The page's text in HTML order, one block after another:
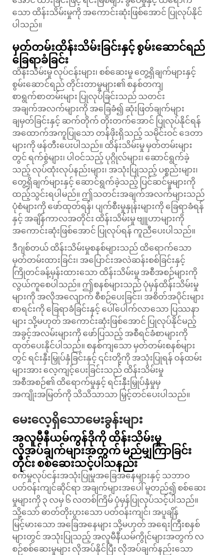
သော ထိန်းသိမ်းမှုကို အကောင်းဆုံးဖြစ်အောင် ပြုလုပ်နိုင်
ပါသည်။
မှတ်တမ်းထိန်းသိမ်းခြင်းနှင့် စွမ်းဆောင်ရည်
ခြေရာခံခြင်း
ထိန်းသိမ်းမှု လုပ်ငန်းများ၊ စစ်ဆေးမှု တွေ့ရှိချက်များနှင့်
စွမ်းဆောင်ရည် တိုင်းတာမှုများ၏ စနစ်တကျ
စာရွက်စာတမ်းများ ပြုလုပ်ခြင်းသည် သတင်း
အချက်အလက်များကို အခြေခံ၍ ဆုံးဖြတ်ချက်များ
ချမှတ်ခြင်းနှင့် ဆက်တိုက် တိုးတက်အောင် ပြုလုပ်နိုင်ရန်
အထောက်အကူပြုသော တန်ဖိုးရှိသည့် သမိုင်းဝင် ဒေတာ
များကို ဖန်တီးပေးပါသည်။ ထိန်းသိမ်းမှု မှတ်တမ်းများ
တွင် ရက်စွဲများ၊ ပါဝင်သည့် ပုဂ္ဂိုလ်များ၊ ဆောင်ရွက်ခဲ့
သည့် လုပ်ထုံးလုပ်နည်းများ၊ အသုံးပြုသည့် ပစ္စည်းများ၊
တွေ့ရှိချက်များနှင့် ဆောင်ရွက်ခဲ့သည့် ပြင်ဆင်မှုများကို
ထည့်သွင်းရပါမည်။ ဤသတင်းအချက်အလက်များသည်
ပုံစံများကို ဖော်ထုတ်ရန်၊ ပျက်စီးမှုနှုန်းများကို ခြေရာခံရန်
နှင့် အချိန်ကာလအတိုင်း ထိန်းသိမ်းမှု ဗျူဟာများကို
အကောင်းဆုံးဖြစ်အောင် ပြုလုပ်ရန် ကူညီပေးပါသည်။
ဒီဂျစ်တယ် ထိန်းသိမ်းမှုစနစ်များသည် ထိရောက်သော
မှတ်တမ်းထားခြင်း၊ အပြောင်းအလဲဆန်းစစ်ခြင်းနှင့်
ကြိုတင်ခန့်မှန်းထားသော ထိန်းသိမ်းမှု အစီအစဉ်များကို
လွယ်ကူစေပါသည်။ ဤစနစ်များသည် ပုံမှန်ထိန်းသိမ်းမှု
များကို အလိုအလျောက် စီစဉ်ပေးခြင်း၊ အစိတ်အပိုင်းများ
စာရင်းကို ခြေရာခံခြင်းနှင့် ပေါ်ပေါက်လာသော ပြဿနာ
များ သို့မဟုတ် အကောင်းဆုံးဖြစ်အောင် ပြုလုပ်နိုင်မည့်
အခွင့်အလမ်းများကို ဖော်ပြသည့် အစီရင်ခံစာများကို
ထုတ်ပေးနိုင်ပါသည်။ စနစ်ကျသော မှတ်တမ်းစနစ်များ
တွင် ရင်းနှီးမြှုပ်နှံခြင်းနှင့် ၎င်းတို့ကို အသုံးပြုရန် ဝန်ထမ်း
များအား လေ့ကျင့်ပေးခြင်းသည် ထိန်းသိမ်းမှု
အစီအစဉ်၏ ထိရောက်မှုနှင့် ရင်းနှီးမြှုပ်နှံမှုမှ
အကျိုးအမြတ်ကို သိသိသာသာ မြှင့်တင်ပေးပါသည်။
မေးလေ့ရှိသောမေးခွန်းများ
အလူမီနီယမ်ကွန်ဒိုကို ထိန်းသိမ်းမှု
လိုအပ်ချက်များအတွက် မည်မျှကြာခြင်း
တိုင်း စစ်ဆေးသင့်ပါသနည်း
စက်မှုလုပ်ငန်းအသုံးပြုမှုအခြေအနေများနှင့် သဘာဝ
ပတ်ဝန်းကျင်ဆိုင်ရာ အချက်များအပေါ် မူတည်၍ စစ်ဆေး
မှုများကို ၃ လမှ ၆ လတစ်ကြိမ် ပုံမှန်ပြုလုပ်သင့်ပါသည်။
သို့သော် ဓာတ်တိုးပွားသော ပတ်ဝန်းကျင်၊ အပူချိန်
မြင့်မားသော အခြေအနေများ သို့မဟုတ် အရေးကြီးစနစ်
များတွင် အသုံးပြုသည့် အလူမီနီယမ်ကွိုင်များအတွက် လ
စဉ်စစ်ဆေးမှုများ လိုအပ်နိုင်ပြီး လိုအပ်ချက်နည်းသော